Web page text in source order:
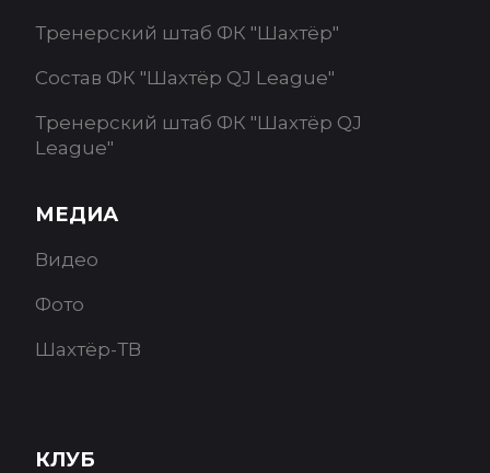
Тренерский штаб ФК "Шахтёр"
Состав ФК "Шахтёр QJ League"
Тренерский штаб ФК "Шахтёр QJ
League"
МЕДИА
Видео
Фото
Шахтёр-ТВ
КЛУБ